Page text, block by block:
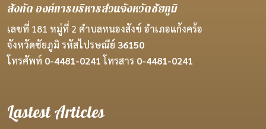
สังกัด องค์การบริหารส่วนจังหวัดชัยภูมิ
เลขที่ 181 หมู่ที่ 2 ตำบลหนองสังข์ อำเภอแก้งคร้อ
จังหวัดชัยภูมิ รหัสไปรษณีย์ 36150
โทรศัพท์ 0-4481-0241โทรสาร 0-4481-0241
Lastest Articles